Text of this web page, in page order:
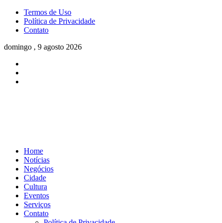
Termos de Uso
Política de Privacidade
Contato
domingo , 9 agosto 2026
Home
Notícias
Negócios
Cidade
Cultura
Eventos
Serviços
Contato